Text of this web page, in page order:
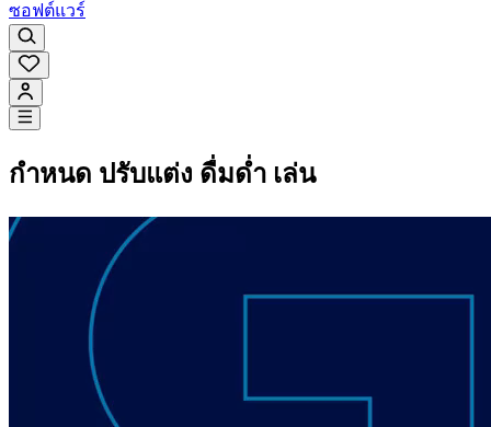
ซอฟต์แวร์
กำหนด ปรับแต่ง ดื่มด่ำ เล่น